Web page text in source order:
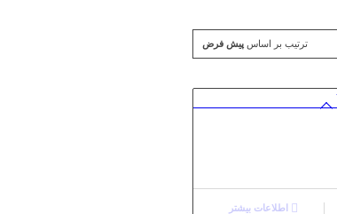
ترتیب بر اساس پیش فرض
اطلاعات بیشتر